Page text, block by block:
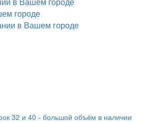
32 и 40 - большой объём в наличии